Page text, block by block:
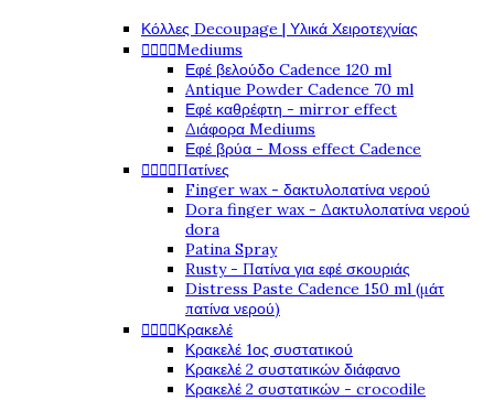
Κόλλες Decoupage | Υλικά Χειροτεχνίας
Mediums
Εφέ βελούδο Cadence 120 ml
Antique Powder Cadence 70 ml
Εφέ καθρέφτη - mirror effect
Διάφορα Mediums
Εφέ βρύα - Moss effect Cadence
Πατίνες
Finger wax - δακτυλοπατίνα νερού
Dora finger wax - Δακτυλοπατίνα νερού
dora
Patina Spray
Rusty - Πατίνα για εφέ σκουριάς
Distress Paste Cadence 150 ml (μάτ
πατίνα νερού)
Κρακελέ
Κρακελέ 1ος συστατικού
Κρακελέ 2 συστατικών διάφανο
Κρακελέ 2 συστατικών - crocodile